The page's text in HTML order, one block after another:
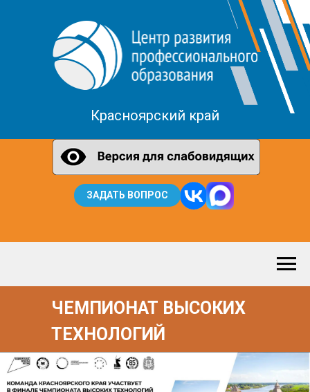
Красноярский край
ЗАДАТЬ ВОПРОС
ЧЕМПИОНАТ ВЫСОКИХ
ТЕХНОЛОГИЙ